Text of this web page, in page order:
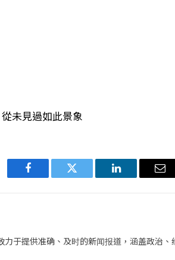
未見過如此景象
Facebook Twitter LinkedIn 电
于提供准确、及时的新闻报道，涵盖政治